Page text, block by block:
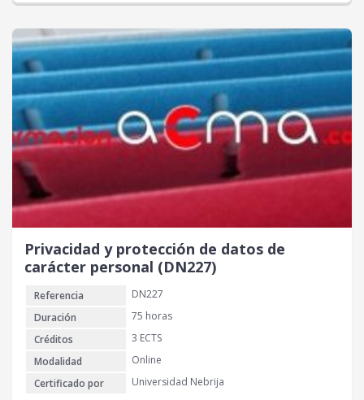
Privacidad y protección de datos de
carácter personal (DN227)
Referencia
DN227
Duración
75 horas
Créditos
3 ECTS
Modalidad
Online
Certificado por
Universidad Nebrija